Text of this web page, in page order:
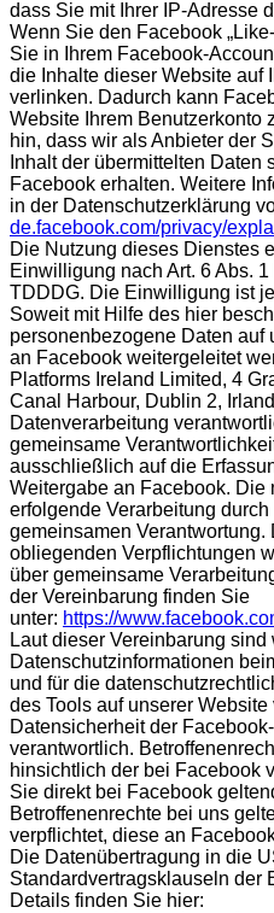
dass Sie mit Ihrer IP-Adresse
Wenn Sie den Facebook
Sie in Ihrem Facebook-
die Inhalte dieser Website auf
verlinken. Dadurch kann
Website Ihrem Benutzerkonto
hin, dass wir als Anbieter der
Inhalt der übermittelten Daten
Facebook erhalten. Weitere
in der Datenschutzerklärung
de.facebook.com/privacy/
Die Nutzung dieses Dienstes
Einwilligung nach Art. 6 Abs.
TDDDG. Die Einwilligung ist
Soweit mit Hilfe des hier
personenbezogene Daten auf
an Facebook weitergeleitet
Platforms Ireland Limited, 4
Canal Harbour, Dublin 2,
Datenverarbeitung
gemeinsame
ausschließlich auf die
Weitergabe an Facebook. Die
erfolgende Verarbeitung
gemeinsamen Verantwortung.
obliegenden Verpflichtungen
über gemeinsame
der Vereinbarung finden Sie
unter: https://
Laut dieser Vereinbarung
Datenschutzinformationen
und für die
des Tools auf unserer
Datensicherheit der
verantwortlich.
hinsichtlich der bei Facebook
Sie direkt bei Facebook
Betroffenenrechte bei uns
verpflichtet, diese an
Die Datenübertragung in die
Standardvertragsklauseln der
Details finden Sie hier: